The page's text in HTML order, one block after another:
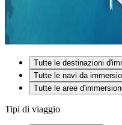
Tutte le destinazioni
Tutte le navi da
Tutte le aree
Tipi di viaggio